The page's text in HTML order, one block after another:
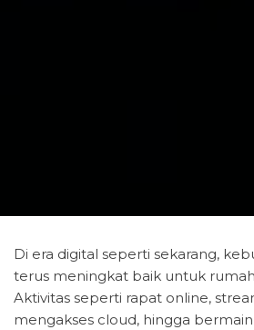
Di era digital seperti sekarang,
terus meningkat baik untuk
Aktivitas seperti rapat online,
mengakses cloud, hingga